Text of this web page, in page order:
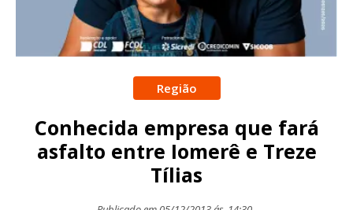
Região
Conhecida empresa que fará
asfalto entre Iomerê e Treze
Tílias